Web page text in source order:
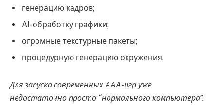
генерацию кадров;
AI-обработку графики;
огромные текстурные пакеты;
процедурную генерацию окружения.
Для запуска современных AAA-игр уже
недостаточно просто “нормального компьютера”.